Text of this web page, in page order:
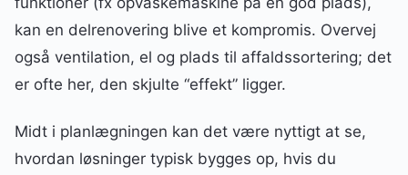
kan en delrenovering blive et kompromis. Overvej
også ventilation, el og plads til affaldssortering; det
er ofte her, den skjulte “effekt” ligger.
Midt i planlægningen kan det være nyttigt at se,
hvordan løsninger typisk bygges op, hvis du